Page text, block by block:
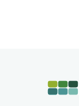
INHOUD